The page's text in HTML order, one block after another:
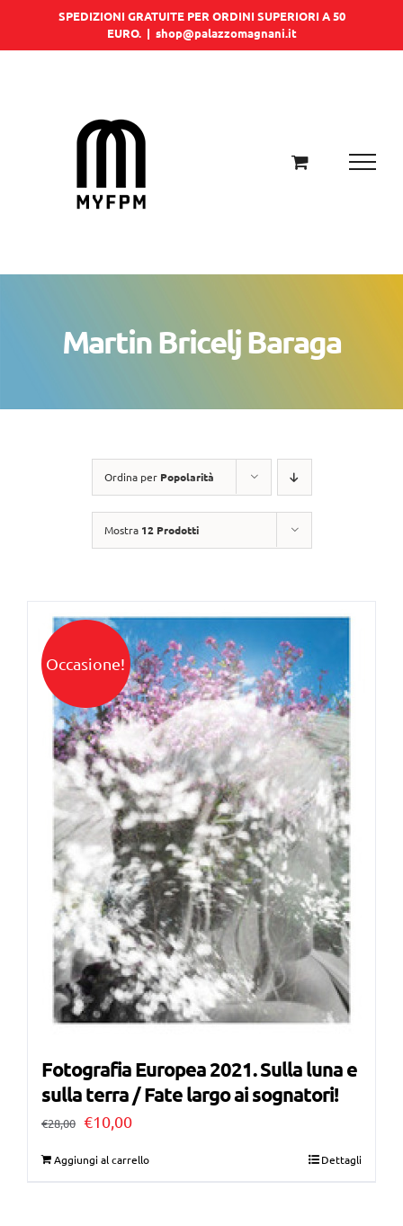
SPEDIZIONI GRATUITE PER ORDINI SUPERIORI A 50
EURO. | shop@palazzomagnani.it
Martin Bricelj Baraga
Ordina per Popolarità
Mostra 12 Prodotti
Occasione!
Fotografia Europea 2021. Sulla luna e
sulla terra / Fate largo ai sognatori!
€28,00 Il
€10,00Il
Aggiungi al carrello Dettagli